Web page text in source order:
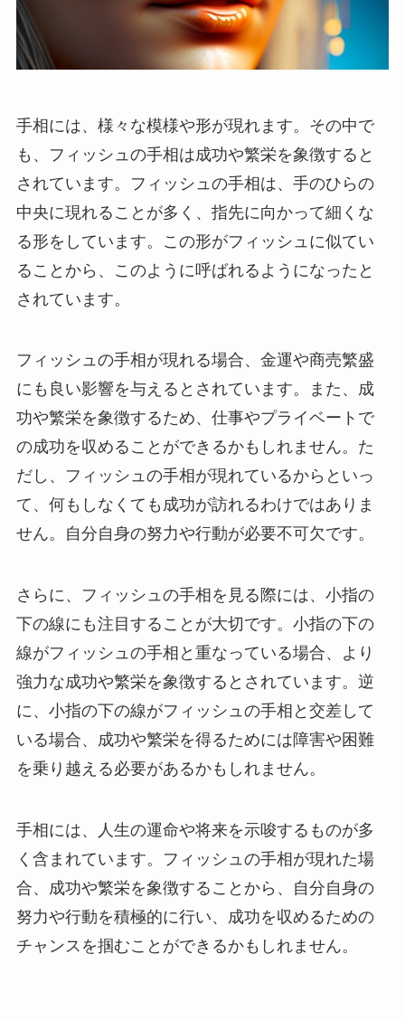
手相には、様々な模様や形が現れます。その中で
も、フィッシュの手相は成功や繁栄を象徴すると
されています。フィッシュの手相は、手のひらの
中央に現れることが多く、指先に向かって細くな
る形をしています。この形がフィッシュに似てい
ることから、このように呼ばれるようになったと
されています。
フィッシュの手相が現れる場合、金運や商売繁盛
にも良い影響を与えるとされています。また、成
功や繁栄を象徴するため、仕事やプライベートで
の成功を収めることができるかもしれません。た
だし、フィッシュの手相が現れているからといっ
て、何もしなくても成功が訪れるわけではありま
せん。自分自身の努力や行動が必要不可欠です。
さらに、フィッシュの手相を見る際には、小指の
下の線にも注目することが大切です。小指の下の
線がフィッシュの手相と重なっている場合、より
強力な成功や繁栄を象徴するとされています。逆
に、小指の下の線がフィッシュの手相と交差して
いる場合、成功や繁栄を得るためには障害や困難
を乗り越える必要があるかもしれません。
手相には、人生の運命や将来を示唆するものが多
く含まれています。フィッシュの手相が現れた場
合、成功や繁栄を象徴することから、自分自身の
努力や行動を積極的に行い、成功を収めるための
チャンスを掴むことができるかもしれません。